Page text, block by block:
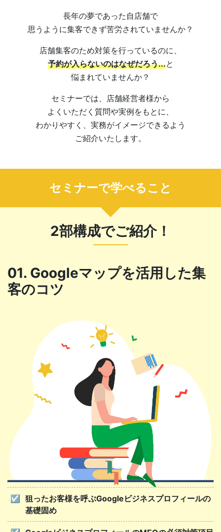
長年の夢であった自店舗で
思うように集客できず苦労されていませんか？
店舗集客のため対策を行っているのに、
予約が入らないのはなぜだろう...と
悩まれていませんか？
セミナーでは、店舗経営者様から
よくいただく質問や実例をもとに、
わかりやすく、実務がイメージできるよう
ご紹介いたします。
セミナーで学べること
2部構成でご紹介！
01. Googleマップを活用した集
客のコツ
狙ったお客様を呼ぶGoogleビジネスプロフィールの
基礎固め